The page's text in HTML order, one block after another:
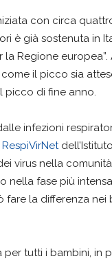
con circa
è già sostenuta in
la Regione
il picco sia
picco di fine anno.
infezioni
RespiVirNet
virus nella
nella fase più
la differenza nei
tutti i bambini, in